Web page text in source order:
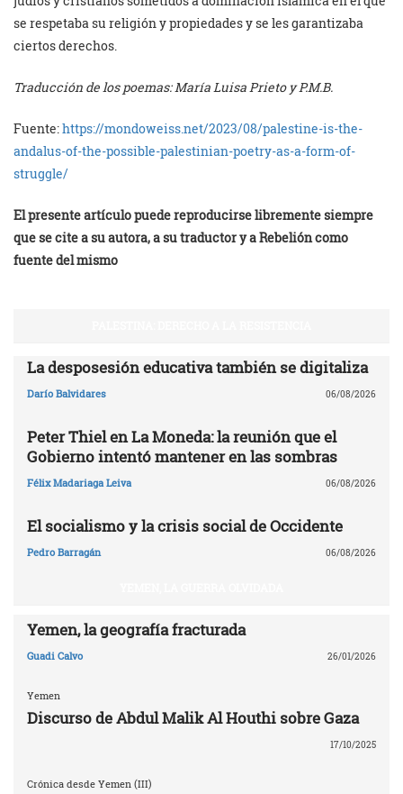
se respetaba su religión y propiedades y se les garantizaba
ciertos derechos.
Traducción de los poemas: María Luisa Prieto y P.M.B.
Fuente:https://mondoweiss.net/2023/08/palestine-is-the-
andalus-of-the-possible-palestinian-poetry-as-a-form-of-
struggle/
El presente artículo puede reproducirse libremente siempre
que se cite a su autora, a su traductor y a Rebelión como
fuente del mismo
La desposesión educativa también se digitaliza
Darío Balvidares 06/08/2026
Peter Thiel en La Moneda: la reunión que el
Gobierno intentó mantener en las sombras
Félix Madariaga Leiva 06/08/2026
El socialismo y la crisis social de Occidente
Pedro Barragán 06/08/2026
Yemen, la geografía fracturada
Guadi Calvo 26/01/2026
Yemen
Discurso de Abdul Malik Al Houthi sobre Gaza
17/10/2025
Crónica desde Yemen (III)